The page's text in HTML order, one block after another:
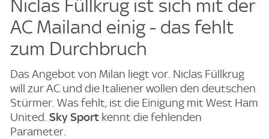
Niclas Füllkrug ist sich mit der
AC Mailand einig - das fehlt
zum Durchbruch
Das Angebot von Milan liegt vor. Niclas Füllkrug
will zur AC und die Italiener wollen den deutschen
Stürmer. Was fehlt, ist die Einigung mit West Ham
United.Sky Sport kennt die fehlenden
Parameter.